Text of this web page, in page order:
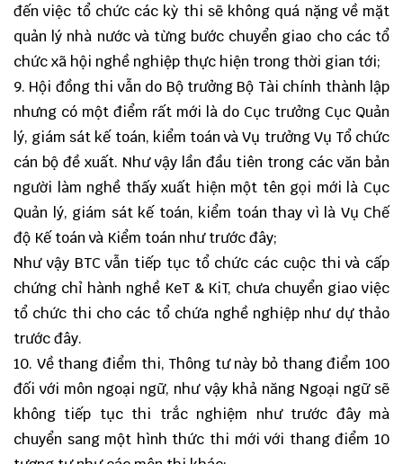
đến việc tổ chức các kỳ thi sẽ không quá nặng về mặt
quản lý nhà nước và từng bước chuyển giao cho các tổ
chức xã hội nghề nghiệp thực hiện trong thời gian tới;
9. Hội đồng thi vẫn do Bộ trưởng Bộ Tài chính thành lập
nhưng có một điểm rất mới là do Cục trưởng Cục Quản
lý, giám sát kế toán, kiểm toán và Vụ trưởng Vụ Tổ chức
cán bộ đề xuất. Như vậy lần đầu tiên trong các văn bản
người làm nghề thấy xuất hiện một tên gọi mới là Cục
Quản lý, giám sát kế toán, kiểm toán thay vì là Vụ Chế
độ Kế toán và Kiểm toán như trước đây;
Như vậy BTC vẫn tiếp tục tổ chức các cuộc thi và cấp
chứng chỉ hành nghề KeT & KiT, chưa chuyển giao việc
tổ chức thi cho các tổ chứa nghề nghiệp như dự thảo
trước đây.
10. Về thang điểm thi, Thông tư này bỏ thang điểm 100
đối với môn ngoại ngữ, như vậy khả năng Ngoại ngữ sẽ
không tiếp tục thi trắc nghiệm như trước đây mà
chuyển sang một hình thức thi mới với thang điểm 10